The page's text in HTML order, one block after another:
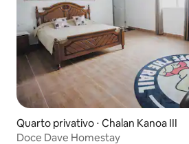
Quarto privativo ⋅ Chalan Kanoa III
Doce Dave Homestay